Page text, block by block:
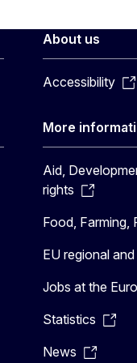
About us
Accessibility
More
Aid,
rights
Food, Farming,
EU regional
Jobs at the
Statistics
News